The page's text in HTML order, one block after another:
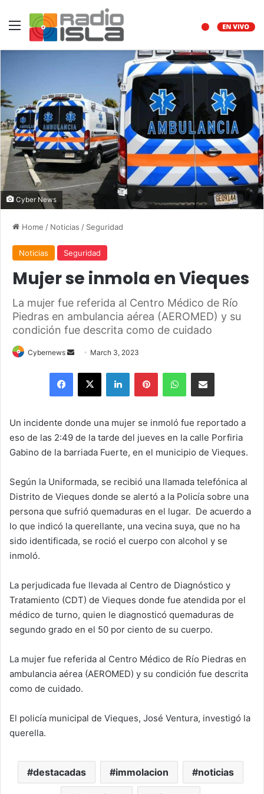
Menu
Cyber News
Home / Noticias / Seguridad
Noticias Seguridad
Mujer se inmola en Vieques
La mujer fue referida al Centro Médico de Río
Piedras en ambulancia aérea (AEROMED) y su
condición fue descrita como de cuidado
Cybernews
Send
email
March 3, 2023
Facebook
X LinkedInPinterestWhatsAppShare via Email
Un incidente donde una mujer se inmoló fue reportado a
eso de las 2:49 de la tarde del jueves en la calle Porfiria
Gabino de la barriada Fuerte, en el municipio de Vieques.
Según la Uniformada, se recibió una llamada telefónica al
Distrito de Vieques donde se alertó a la Policía sobre una
persona que sufrió quemaduras en el lugar. De acuerdo a
lo que indicó la querellante, una vecina suya, que no ha
sido identificada, se roció el cuerpo con alcohol y se
inmoló.
La perjudicada fue llevada al Centro de Diagnóstico y
Tratamiento (CDT) de Vieques donde fue atendida por el
médico de turno, quien le diagnosticó quemaduras de
segundo grado en el 50 por ciento de su cuerpo.
La mujer fue referida al Centro Médico de Río Piedras en
ambulancia aérea (AEROMED) y su condición fue descrita
como de cuidado.
El policía municipal de Vieques, José Ventura, investigó la
querella.
destacadas immolacion noticias